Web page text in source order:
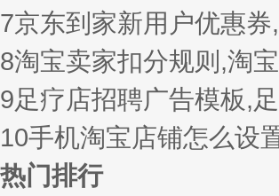
7京东到家新用户优惠
8淘宝卖家扣分规则,淘
9足疗店招聘广告模板,
10手机淘宝店铺怎么设
热门排行